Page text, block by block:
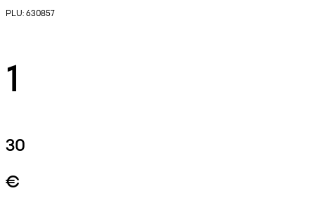
PLU: 630857
1
30
€